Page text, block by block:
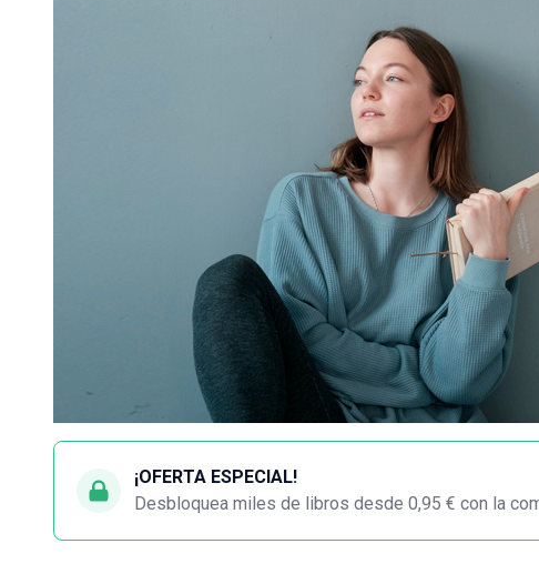
¡OFERTA ESPECIAL!
Desbloquea miles de libros desde 0,95 € con la